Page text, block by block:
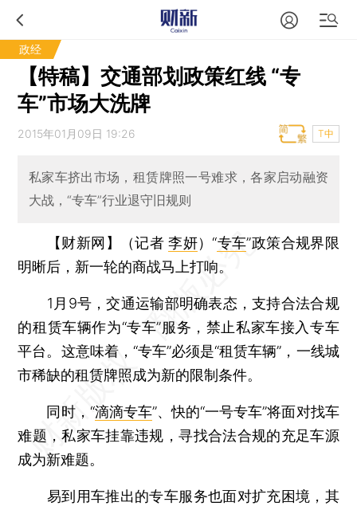
政经
【特稿】交通部划政策红线 “专
车”市场大洗牌
2015年01月09日 19:26 T中
私家车挤出市场，租赁牌照一号难求，各家启动融资
大战，“专车”行业退守旧规则
【财新网】（记者李妍）“专车”政策合规界限
明晰后，新一轮的商战马上打响。
1月9号，交通运输部明确表态，支持合法合规
的租赁车辆作为“专车”服务，禁止私家车接入专车
平台。这意味着，“专车”必须是“租赁车辆”，一线城
市稀缺的租赁牌照成为新的限制条件。
同时，“滴滴专车”、快的“一号专车”将面对找车
难题，私家车挂靠违规，寻找合法合规的充足车源
成为新难题。
易到用车推出的专车服务也面对扩充困境，其